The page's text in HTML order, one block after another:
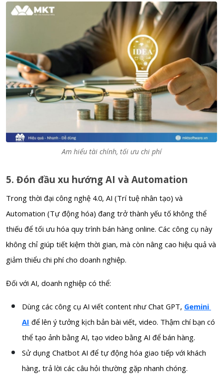
Am hiểu tài chính, tối ưu chi phí
5. Đón đầu xu hướng AI và Automation
Trong thời đại công nghệ 4.0, AI (Trí tuệ nhân tạo) và
Automation (Tự động hóa) đang trở thành yếu tố không thể
thiếu để tối ưu hóa quy trình bán hàng online. Các công cụ này
không chỉ giúp tiết kiệm thời gian, mà còn nâng cao hiệu quả và
giảm thiểu chi phí cho doanh nghiệp.
Đối với AI, doanh nghiệp có thể:
Dùng các công cụ AI viết content như Chat GPT, Gemini
AI để lên ý tưởng kịch bản bài viết, video. Thậm chí bạn có
thể tạo ảnh bằng AI, tạo video bằng AI để bán hàng.
Sử dụng Chatbot AI để tự động hóa giao tiếp với khách
hàng, trả lời các câu hỏi thường gặp nhanh chóng.